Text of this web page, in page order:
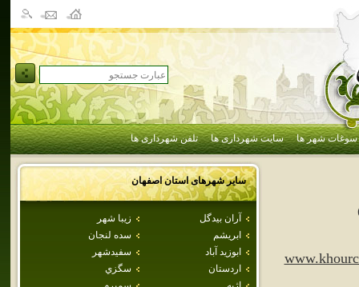
سوغات شهر ها سایت شهرداری ها تلفن شهرداری ها
سایر شهرهای استاناصفهان
آران بيدگل
زيبا شهر
ابريشم
سده لنجان
ابوزيد آباد
سفيدشهر
اردستان
سگزي